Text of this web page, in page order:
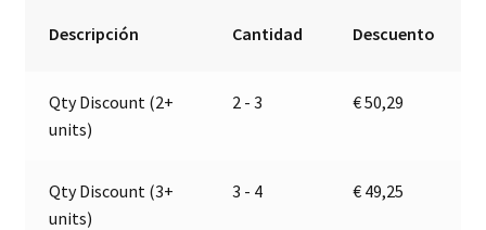
12V
06046
Descripción Cantidad Descuento
Qty Discount (2+
units)
2 - 3 €50,29
Qty Discount (3+
units)
3 - 4 € 49,25